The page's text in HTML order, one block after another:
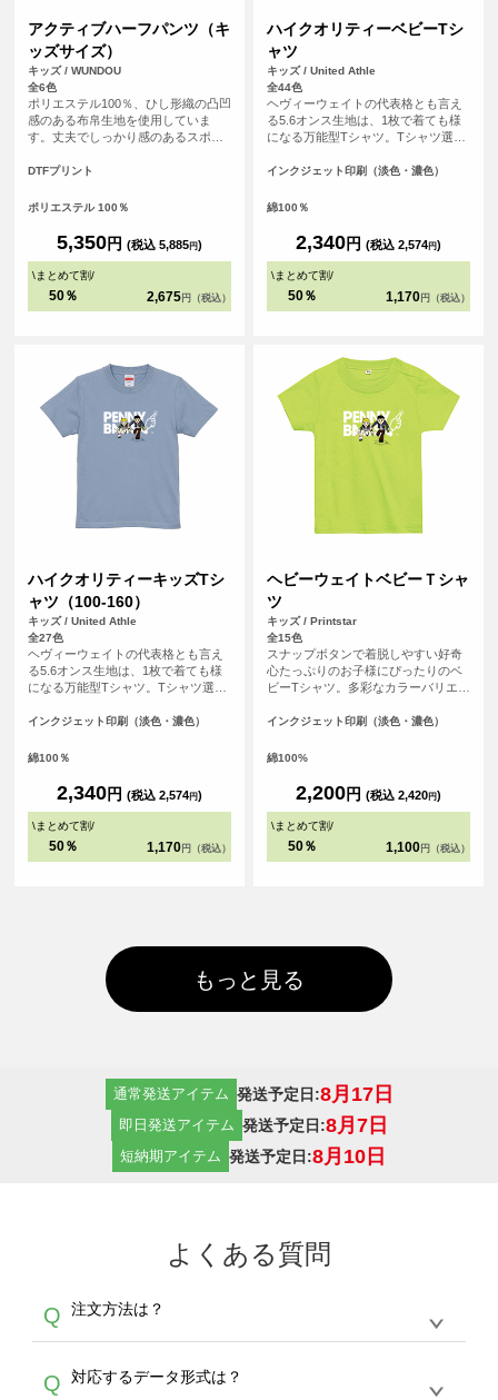
アクティブハーフパンツ（キ
ッズサイズ）
キッズ / WUNDOU
全6色
ポリエステル100％、ひし形織の凸凹
感のある布帛生地を使用していま
す。丈夫でしっかり感のあるスポー
ニスボールなども収まる深めのビッ
ストゴム調整可能な紐付きです。 S
ございます。
DTFプリント
ポリエステル 100％
5,350円 (税込 5,885円)
\まとめて割/
50％ 2,675 円（税込）
ハイクオリティーベビーTシ
ャツ
キッズ / United Athle
全44色
ヘヴィーウェイトの代表格とも言え
る5.6オンス生地は、1枚で着ても様
になる万能型Tシャツ。Tシャツ選び
い」「透けない」「長持ちする」と
インクジェット印刷（淡色・濃色）
綿100％
2,340円 (税込 2,574円)
\まとめて割/
50％ 1,170 円（税込）
ハイクオリティーキッズTシ
ャツ（100-160）
キッズ / United Athle
全27色
ヘヴィーウェイトの代表格とも言え
る5.6オンス生地は、1枚で着ても様
になる万能型Tシャツ。Tシャツ選び
い」「透けない」「長持ちする」と
インクジェット印刷（淡色・濃色）
綿100％
2,340円 (税込 2,574円)
\まとめて割/
50％ 1,170 円（税込）
ヘビーウェイトベビーＴシャ
ツ
キッズ / Printstar
全15色
スナップボタンで着脱しやすい好奇
心たっぷりのお子様にぴったりのベ
ビーTシャツ。多彩なカラーバリエー
ジナルTシャツが作れます♪
インクジェット印刷（淡色・濃色）
綿100%
2,200円 (税込 2,420円)
\まとめて割/
50％ 1,100 円（税込）
もっと見る
通常発送アイテム 発送予定日:8月17日
即日発送アイテム 発送予定日:8月7日
短納期アイテム 発送予定日:8月10日
よくある質問
Q 注文方法は？
A
生産にて承っております。デザインツールから
Q 対応するデータ形式は？